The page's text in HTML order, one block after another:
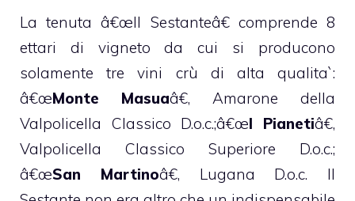
La tenuta â€œIl Sestanteâ€ comprende 8
ettari di vigneto da cui si producono
solamente tre vini crù di alta qualita`:
â€œMonte Masuaâ€, Amarone della
Valpolicella Classico D.o.c.;â€œI Pianetiâ€,
Valpolicella Classico Superiore D.o.c.;
â€œSan Martinoâ€, Lugana D.o.c. Il